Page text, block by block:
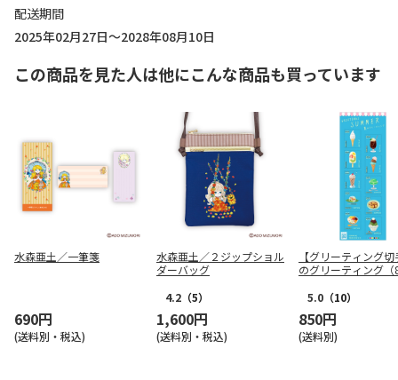
配送期間
2025年02月27日～2028年08月10日
この商品を見た人は他にこんな商品も買っています
水森亜土／一筆箋
690円
(送料別・税込)
水森亜土／２ジップショル
ダーバッグ
4.2 （5）
1,600円
(送料別・税込)
【グリーティング
のグリーティング（
5.0 （10）
850円
(送料別)